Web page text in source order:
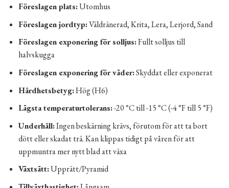
Föreslagen plats:Utomhus
Föreslagen jordtyp:Väldränerad, Krita, Lera, Lerjord, Sand
Föreslagen exponering för solljus:Fullt solljus till
halvskugga
Föreslagen exponering för väder:Skyddat eller exponerat
Hårdhetsbetyg:Hög (H6)
Lägsta temperaturtolerans:-20 °C till -15 °C (-4 °F till 5 °F)
Underhåll:Ingen beskärning krävs, förutom för att ta bort
dött eller skadat trä. Kan klippas tidigt på våren för att
uppmuntra mer nytt blad att växa
Växtsätt:Upprätt/Pyramid